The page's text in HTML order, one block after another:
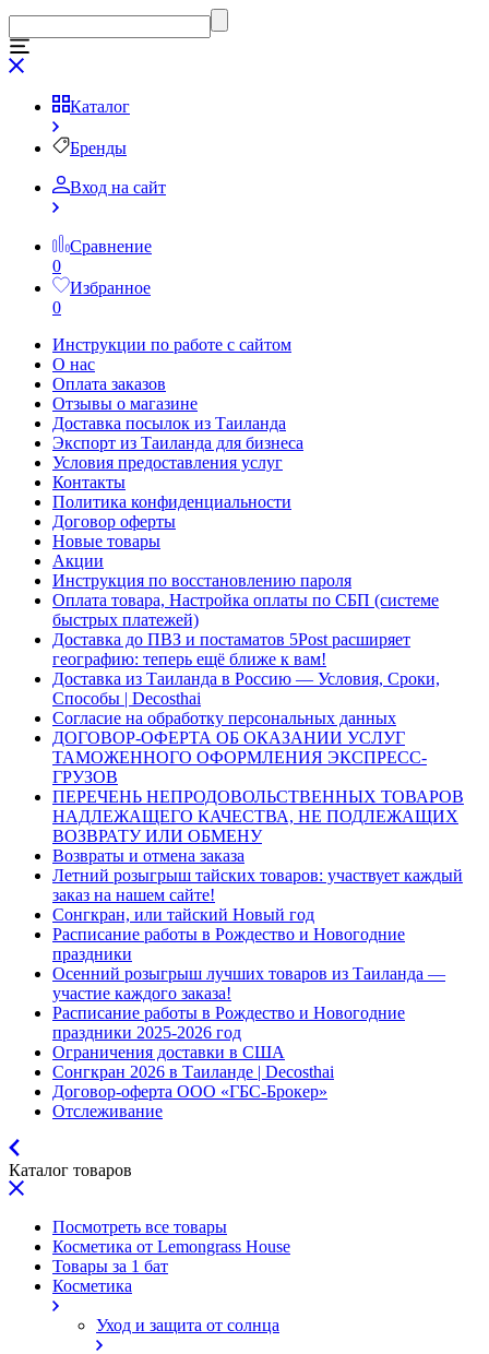
Каталог
Бренды
Вход на сайт
Сравнение
0
Избранное
0
Инструкции по работе с сайтом
О нас
Оплата заказов
Отзывы о магазине
Доставка посылок из Таиланда
Экспорт из Таиланда для бизнеса
Условия предоставления услуг
Контакты
Политика конфиденциальности
Договор оферты
Новые товары
Акции
Инструкция по восстановлению пароля
Оплата товара, Настройка оплаты по СБП (системе
быстрых платежей)
Доставка до ПВЗ и постаматов 5Post расширяет
географию: теперь ещё ближе к вам!
Доставка из Таиланда в Россию — Условия, Сроки,
Способы | Decosthai
Согласие на обработку персональных данных
ДОГОВОР-ОФЕРТА ОБ ОКАЗАНИИ УСЛУГ
ТАМОЖЕННОГО ОФОРМЛЕНИЯ ЭКСПРЕСС-
ГРУЗОВ
ПЕРЕЧЕНЬ НЕПРОДОВОЛЬСТВЕННЫХ ТОВАРОВ
НАДЛЕЖАЩЕГО КАЧЕСТВА, НЕ ПОДЛЕЖАЩИХ
ВОЗВРАТУ ИЛИ ОБМЕНУ
Возвраты и отмена заказа
Летний розыгрыш тайских товаров: участвует каждый
заказ на нашем сайте!
Сонгкран, или тайский Новый год
Расписание работы в Рождество и Новогодние
праздники
Осенний розыгрыш лучших товаров из Таиланда —
участие каждого заказа!
Расписание работы в Рождество и Новогодние
праздники 2025-2026 год
Ограничения доставки в США
Сонгкран 2026 в Таиланде | Decosthai
Договор-оферта ООО «ГБС-Брокер»
Отслеживание
Каталог товаров
Посмотреть все товары
Косметика от Lemongrass House
Товары за 1 бат
Косметика
Уход и защита от солнца